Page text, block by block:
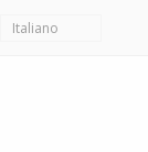
Italiano